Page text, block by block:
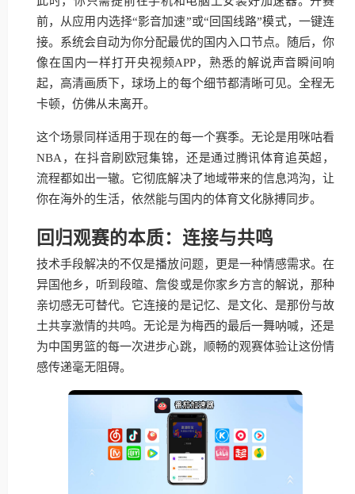
前，从应用内选择“影音加速”或“回国线路”模式，一键连
接。系统会自动为你分配最优的国内入口节点。随后，你
像在国内一样打开央视频APP，熟悉的解说声音瞬间响
起，高清画质下，球场上的每个细节都清晰可见。全程无
卡顿，仿佛从未离开。
这个场景同样适用于现在的每一个赛季。无论是用咪咕看
NBA，在抖音刷欧冠集锦，还是通过腾讯体育追英超，
流程都如出一辙。它彻底解决了地域带来的信息鸿沟，让
你在海外的生活，依然能与国内的体育文化脉搏同步。
回归观赛的本质：连接与共鸣
技术手段解决的不仅是播放问题，更是一种情感需求。在
异国他乡，听到段暄、詹俊或是你家乡方言的解说，那种
亲切感无可替代。它连接的是记忆、是文化、是那份与故
土共享激情的共鸣。无论是为梅西的最后一舞呐喊，还是
为中国男篮的每一次进步心跳，顺畅的观赛体验让这份情
感传递毫无阻碍。